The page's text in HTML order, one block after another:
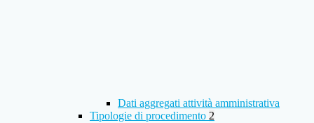
Dati aggregati attività amministrativa
Tipologie di procedimento 2